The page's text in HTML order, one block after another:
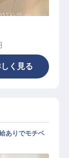
く見る
ありでモチベ